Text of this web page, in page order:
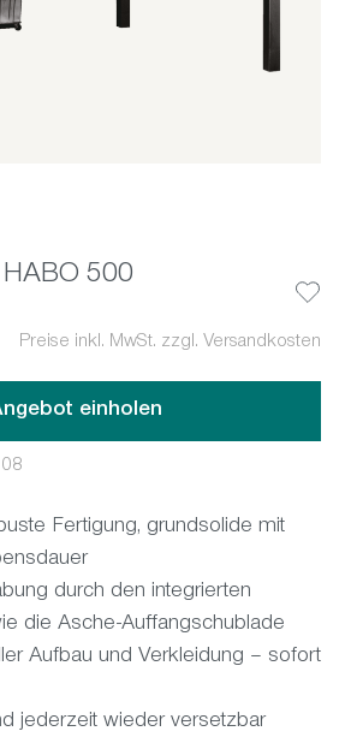
500
Preise inkl. MwSt. zzgl. Versandkosten
einholen
Fertigung, grundsolide mit
durch den integrierten
die Asche-Auffangschublade
Aufbau und Verkleidung – sofort
jederzeit wieder versetzbar